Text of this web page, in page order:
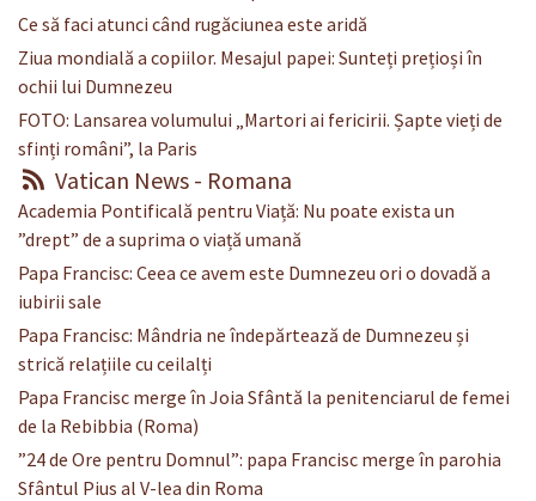
Ce să faci atunci când rugăciunea este aridă
Ziua mondială a copiilor. Mesajul papei: Sunteți prețioși în
ochii lui Dumnezeu
FOTO: Lansarea volumului „Martori ai fericirii. Șapte vieți de
sfinți români”, la Paris
Vatican News - Romana
Academia Pontificală pentru Viață: Nu poate exista un
”drept” de a suprima o viață umană
Papa Francisc: Ceea ce avem este Dumnezeu ori o dovadă a
iubirii sale
Papa Francisc: Mândria ne îndepărtează de Dumnezeu și
strică relațiile cu ceilalți
Papa Francisc merge în Joia Sfântă la penitenciarul de femei
de la Rebibbia (Roma)
”24 de Ore pentru Domnul”: papa Francisc merge în parohia
Sfântul Pius al V-lea din Roma